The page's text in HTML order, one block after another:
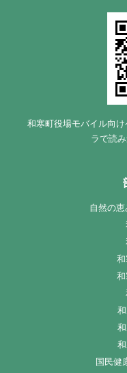
和寒町役場モバイル向
ラで読
自然の
国民健